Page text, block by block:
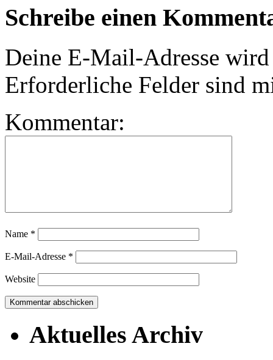
Schreibe einen
Deine E-Mail-Adresse
Erforderliche Felder sind
Kommentar:
Name *
E-Mail-Adresse *
Website
Aktuelles Archiv